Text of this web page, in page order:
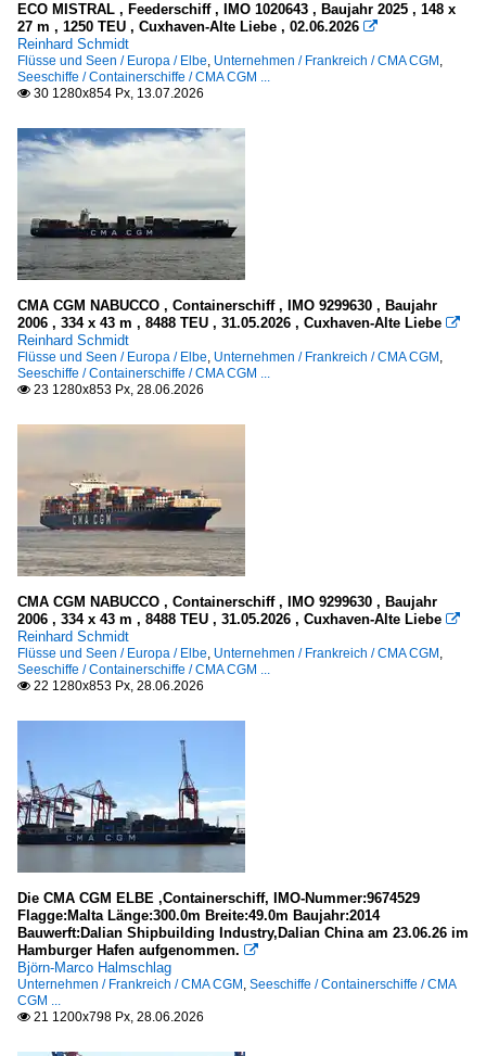
Schlepper / tugs
Bugsier + Nr.
Mediterranean Shipping Company (MSC), Genf
Taiwan
ECO MISTRAL , Feederschiff , IMO 1020643 , Baujahr 2025 , 148 x
27 m , 1250 TEU , Cuxhaven-Alte Liebe , 02.06.2026 
Reinhard Schmidt
Flüsse und Seen / Europa / Elbe, Unternehmen / Frankreich / CMA CGM ,
Seeschiffe / Containerschiffe / CMA CGM ...
 30 1280x854 Px, 13.07.2026
CMA CGM NABUCCO , Containerschiff , IMO 9299630 , Baujahr
2006 , 334 x 43 m , 8488 TEU , 31.05.2026 , Cuxhaven-Alte Liebe 
Reinhard Schmidt
Flüsse und Seen / Europa / Elbe, Unternehmen / Frankreich / CMA CGM ,
Seeschiffe / Containerschiffe / CMA CGM ...
 23 1280x853 Px, 28.06.2026
CMA CGM NABUCCO , Containerschiff , IMO 9299630 , Baujahr
2006 , 334 x 43 m , 8488 TEU , 31.05.2026 , Cuxhaven-Alte Liebe 
Reinhard Schmidt
Flüsse und Seen / Europa / Elbe, Unternehmen / Frankreich / CMA CGM ,
Seeschiffe / Containerschiffe / CMA CGM ...
 22 1280x853 Px, 28.06.2026
Die CMA CGM ELBE ,Containerschiff, IMO-Nummer:9674529
Flagge:Malta Länge:300.0m Breite:49.0m Baujahr:2014
Bauwerft:Dalian Shipbuilding Industry,Dalian China am 23.06.26 im
Hamburger Hafen aufgenommen. 
Björn-Marco Halmschlag
Unternehmen / Frankreich / CMA CGM , Seeschiffe / Containerschiffe / CMA
CGM ...
 21 1200x798 Px, 28.06.2026